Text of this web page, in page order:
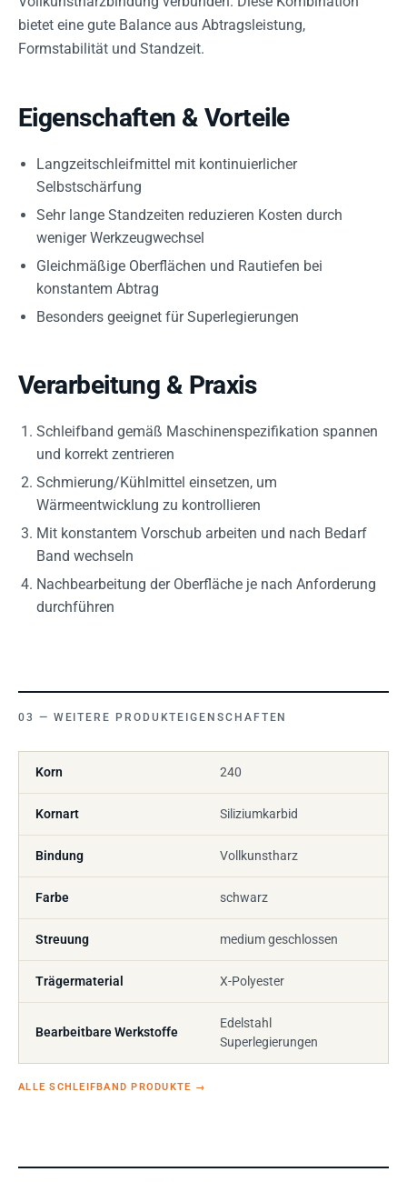
bietet eine gute Balance aus Abtragsleistung,
Formstabilität und Standzeit.
Eigenschaften & Vorteile
Langzeitschleifmittel mit kontinuierlicher
Selbstschärfung
Sehr lange Standzeiten reduzieren Kosten durch
weniger Werkzeugwechsel
Gleichmäßige Oberflächen und Rautiefen bei
konstantem Abtrag
Besonders geeignet für Superlegierungen
Verarbeitung & Praxis
Schleifband gemäß Maschinenspezifikation spannen
und korrekt zentrieren
Schmierung/Kühlmittel einsetzen, um
Wärmeentwicklung zu kontrollieren
Mit konstantem Vorschub arbeiten und nach Bedarf
Band wechseln
Nachbearbeitung der Oberfläche je nach Anforderung
durchführen
WEITERE PRODUKTEIGENSCHAFTEN
Korn 240
Kornart Siliziumkarbid
Bindung Vollkunstharz
Farbe schwarz
Streuung medium geschlossen
Trägermaterial X-Polyester
Bearbeitbare Werkstoffe
Edelstahl
Superlegierungen
ALLE SCHLEIFBAND PRODUKTE →